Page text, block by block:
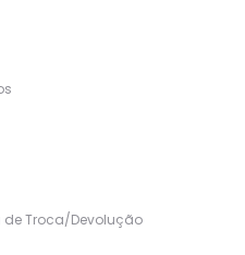
de Troca/Devolução